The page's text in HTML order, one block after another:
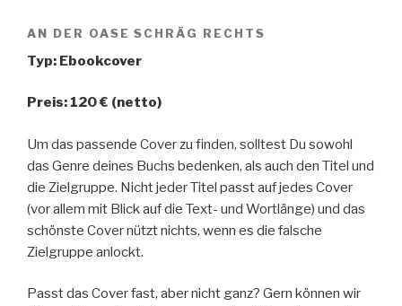
AN DER OASE SCHRÄG RECHTS
Typ: Ebookcover
Preis: 120 € (netto)
Um das passende Cover zu finden, solltest Du sowohl
das Genre deines Buchs bedenken, als auch den Titel und
die Zielgruppe. Nicht jeder Titel passt auf jedes Cover
(vor allem mit Blick auf die Text- und Wortlänge) und das
schönste Cover nützt nichts, wenn es die falsche
Zielgruppe anlockt.
Passt das Cover fast, aber nicht ganz? Gern können wir